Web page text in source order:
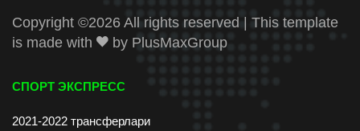
Copyright ©2026 All rights reserved | This template
is made with
by PlusMaxGroup
СПОРТ ЭКСПРЕСС
2021-2022 трансферлари